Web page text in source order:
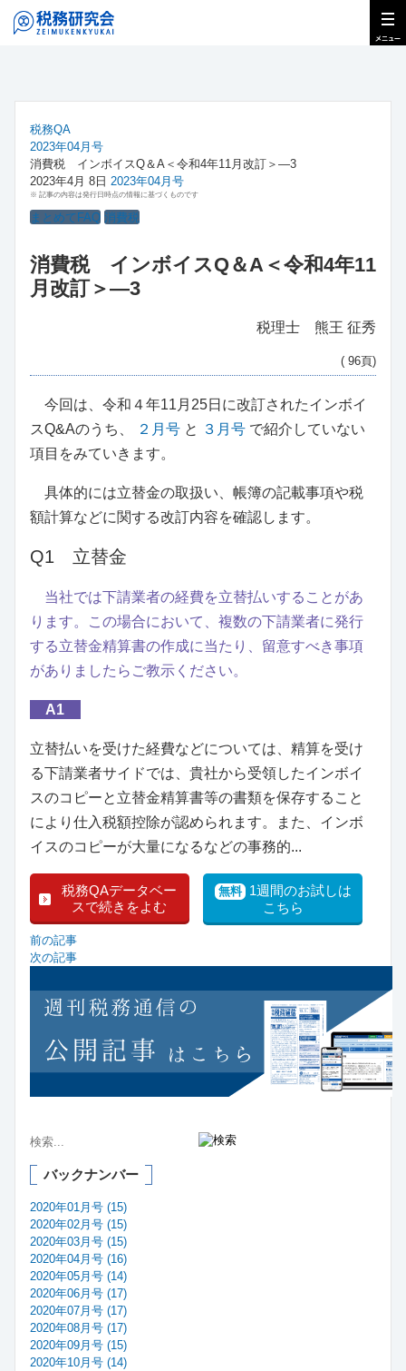
税務QA
2023年04月号
消費税 インボイスQ＆A＜令和4年11月改訂＞―3
2023年4月 8日 2023年04月号
※ 記事の内容は発行日時点の情報に基づくものです
まとめてFAQ 消費税
消費税 インボイスQ＆A＜令和4年11
月改訂＞―3
税理士 熊王 征秀
( 96頁)
今回は、令和４年11月25日に改訂されたインボイ
スQ&Aのうち、
２月号 と ３月号 で紹介していない
項目をみていきます。
具体的には立替金の取扱い、帳簿の記載事項や税
額計算などに関する改訂内容を確認します。
Q1 立替金
当社では下請業者の経費を立替払いすることがあ
ります。この場合において、複数の下請業者に発行
する立替金精算書の作成に当たり、留意すべき事項
がありましたらご教示ください。
A1
立替払いを受けた経費などについては、精算を受け
る下請業者サイドでは、貴社から受領したインボイ
スのコピーと立替金精算書等の書類を保存すること
により仕入税額控除が認められます。また、インボ
イスのコピーが大量になるなどの事務的...
税務QAデータベー
スで続きをよむ
無料 1週間のお試しは
こちら
前の記事
次の記事
バックナンバー
2020年01月号 (15)
2020年02月号 (15)
2020年03月号 (15)
2020年04月号 (16)
2020年05月号 (14)
2020年06月号 (17)
2020年07月号 (17)
2020年08月号 (17)
2020年09月号 (15)
2020年10月号 (14)